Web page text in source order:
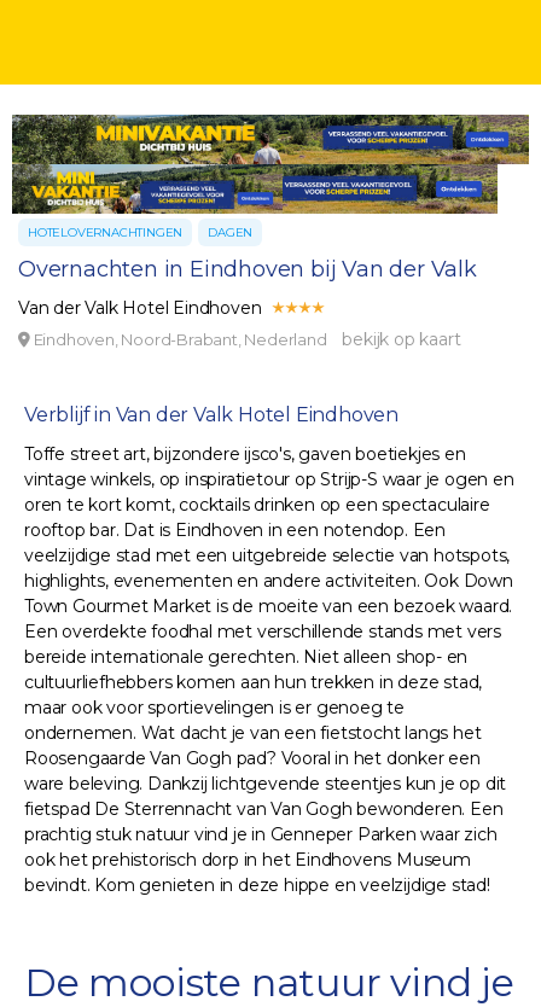
HOTELOVERNACHTINGEN DAGEN
Overnachten in Eindhoven bij Van der Valk
Van der Valk Hotel Eindhoven
Eindhoven, Noord-Brabant, Nederland bekijk op kaart
Verblijf in Van der Valk Hotel Eindhoven
Toffe street art, bijzondere ijsco's, gaven boetiekjes en
vintage winkels, op inspiratietour op Strijp-S waar je ogen en
oren te kort komt, cocktails drinken op een spectaculaire
rooftop bar. Dat is Eindhoven in een notendop. Een
veelzijdige stad met een uitgebreide selectie van hotspots,
highlights, evenementen en andere activiteiten. Ook Down
Town Gourmet Market is de moeite van een bezoek waard.
Een overdekte foodhal met verschillende stands met vers
bereide internationale gerechten. Niet alleen shop- en
cultuurliefhebbers komen aan hun trekken in deze stad,
maar ook voor sportievelingen is er genoeg te
ondernemen. Wat dacht je van een fietstocht langs het
Roosengaarde Van Gogh pad? Vooral in het donker een
ware beleving. Dankzij lichtgevende steentjes kun je op dit
fietspad De Sterrennacht van Van Gogh bewonderen. Een
prachtig stuk natuur vind je in Genneper Parken waar zich
ook het prehistorisch dorp in het Eindhovens Museum
bevindt. Kom genieten in deze hippe en veelzijdige stad!
De mooiste natuur vind je